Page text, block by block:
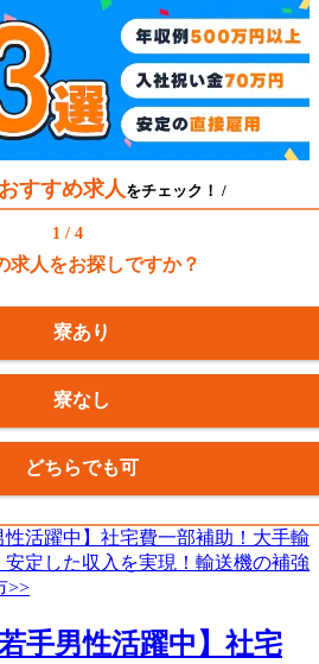
おすすめ求人 をチェック！ /
1 / 4
求人をお探しですか？
寮あり
寮なし
どちらでも可
手男性活躍中】社宅